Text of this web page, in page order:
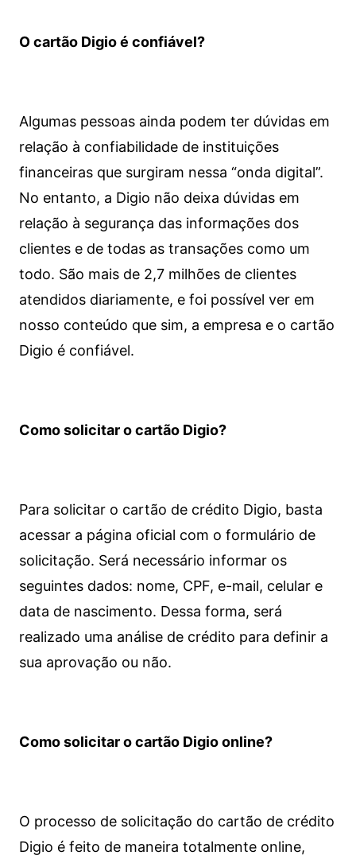
O cartão Digio é confiável?
Algumas pessoas ainda podem ter dúvidas em
relação à confiabilidade de instituições
financeiras que surgiram nessa “onda digital”.
No entanto, a Digio não deixa dúvidas em
relação à segurança das informações dos
clientes e de todas as transações como um
todo. São mais de 2,7 milhões de clientes
atendidos diariamente, e foi possível ver em
nosso conteúdo que sim, a empresa e o cartão
Digio é confiável.
Como solicitar o cartão Digio?
Para solicitar o cartão de crédito Digio, basta
acessar a página oficial com o formulário de
solicitação. Será necessário informar os
seguintes dados: nome, CPF, e-mail, celular e
data de nascimento. Dessa forma, será
realizado uma análise de crédito para definir a
sua aprovação ou não.
Como solicitar o cartão Digio online?
O processo de solicitação do cartão de crédito
Digio é feito de maneira totalmente online,